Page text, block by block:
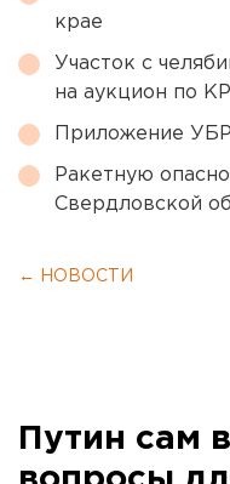
крае
Участок с
на аукцион по
Приложение
Ракетную
Свердловской
← НОВОСТИ
Путин сам